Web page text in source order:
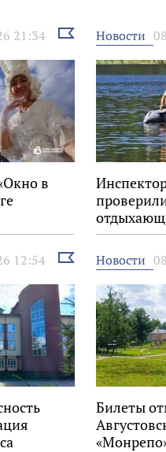
21:34
Выбрать
новость
в
Новости
правила
12:54
Выбрать
новость
Новости
Билеты